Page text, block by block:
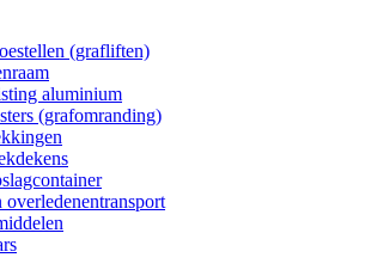
(grafliften)
aluminium
(grafomranding)
overledenentransport